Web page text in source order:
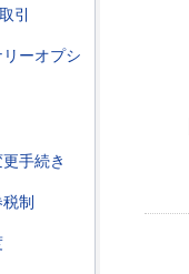
引
ーオプシ
手続き
制